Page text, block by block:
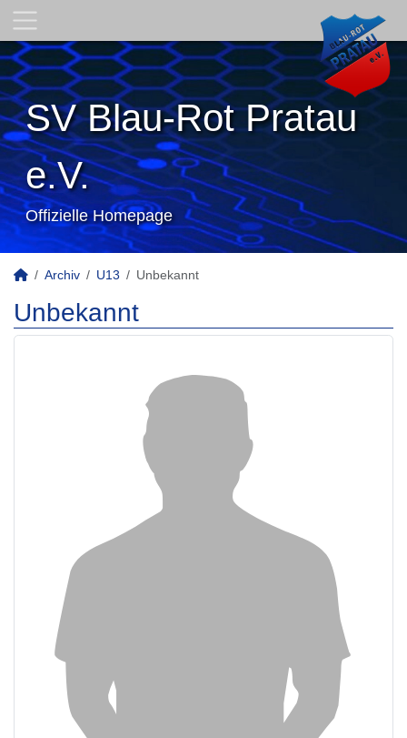
SV Blau-Rot Pratau
e.V.
Offizielle Homepage
Archiv U13 Unbekannt
Unbekannt